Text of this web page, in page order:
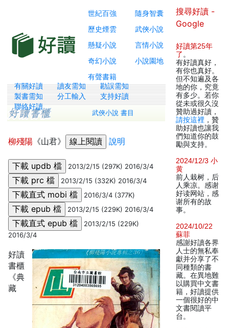
世紀百強
隨身智囊
歷史煙雲
武俠小說
懸疑小說
言情小說
奇幻小說
小說園地
有聲書籍
有關好讀 讀友需知
勘誤需知
製書需知
分工輸入
支持好讀
聯絡好讀
武俠小說 書目
柳殘陽 《山君》 說明
2013/2/15 (297K) 2016/3/4
2013/2/15 (332K) 2016/3/4
2016/3/4 (377K)
2013/2/15 (229K) 2016/3/4
2013/2/15 (229K)
2016/3/4
好讀
書櫃
《典
藏
搜尋好讀 -
Google
好讀第25年
了 。
有好讀真好，
有你也真好。
但不知遍及各
地的你，究竟
有多少。若你
從未或很久沒
贊助過好讀，
請按這裡 ，贊
助好讀也讓我
們知道你的鼓
勵與支持。
2024/12/3 小
黄
前人栽树，后
人乘凉。感谢
好读网站，感
谢所有的故
事。
2024/10/22
蘇菲
感謝好讀各界
人士的無私奉
獻并分享了不
同種類的書
藏。在異地難
以購買中文書
籍，好讀提供
一個很好的中
文書閱讀平
台。